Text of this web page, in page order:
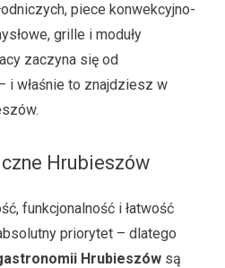
piece konwekcyjno-
grille i moduły
zaczyna się od
i właśnie to znajdziesz w
Hrubieszów
funkcjonalność i łatwość
priorytet – dlatego
Hrubieszów są